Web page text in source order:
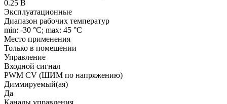
0.25 В
Эксплуатационные
Диапазон рабочих температур
min: -30 °C; max: 45 °C
Место применения
Только в помещении
Управление
Входной сигнал
PWM СV (ШИМ по напряжению)
Диммируемый(ая)
Да
Каналы управления